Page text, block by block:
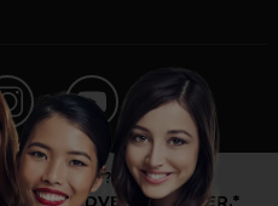
Profikunde?
FÜR ENDVERBRAUCHER.*